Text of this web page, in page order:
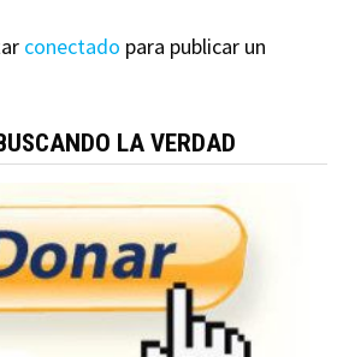
conectado para publicar un
LA VERDAD